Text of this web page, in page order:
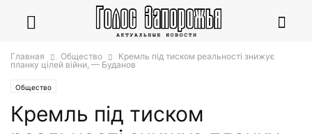
Главная Общество
Кремль під тиском реальності знижує
планку цілей війни, — Буданов
Общество
Кремль під тиском